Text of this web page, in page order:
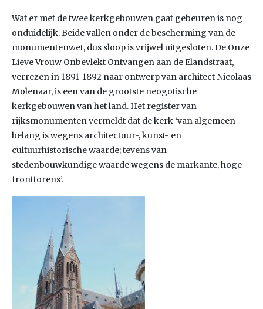
Wat er met de twee kerkgebouwen gaat gebeuren is nog
onduidelijk. Beide vallen onder de bescherming van de
monumentenwet, dus sloop is vrijwel uitgesloten. De Onze
Lieve Vrouw Onbevlekt Ontvangen aan de Elandstraat,
verrezen in 1891-1892 naar ontwerp van architect Nicolaas
Molenaar, is een van de grootste neogotische
kerkgebouwen van het land. Het register van
rijksmonumenten vermeldt dat de kerk ‘van algemeen
belang is wegens architectuur-, kunst- en
cultuurhistorische waarde; tevens van
stedenbouwkundige waarde wegens de markante, hoge
fronttorens’.